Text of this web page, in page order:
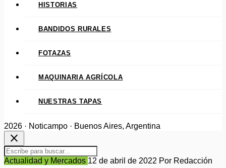
HISTORIAS
BANDIDOS RURALES
FOTAZAS
MAQUINARIA AGRÍCOLA
NUESTRAS TAPAS
2026 · Noticampo · Buenos Aires, Argentina
close
Actualidad y Mercados 12 de abril de 2022 Por Redacción